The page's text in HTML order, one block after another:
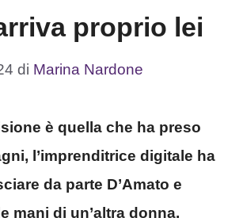
proprio lei
di Marina Nardone
è quella che ha preso
l’imprenditrice digitale ha
da parte D’Amato e
mani di un’altra donna.